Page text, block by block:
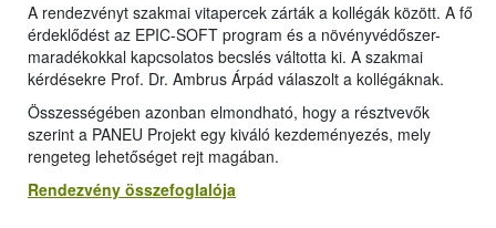
A rendezvényt szakmai vitapercek zárták a kollégák között. A fő
érdeklődést az EPIC-SOFT program és a növényvédőszer-
maradékokkal kapcsolatos becslés váltotta ki. A szakmai
kérdésekre Prof. Dr. Ambrus Árpád válaszolt a kollégáknak.
Összességében azonban elmondható, hogy a résztvevők
szerint a PANEU Projekt egy kiváló kezdeményezés, mely
rengeteg lehetőséget rejt magában.
Rendezvény összefoglalója